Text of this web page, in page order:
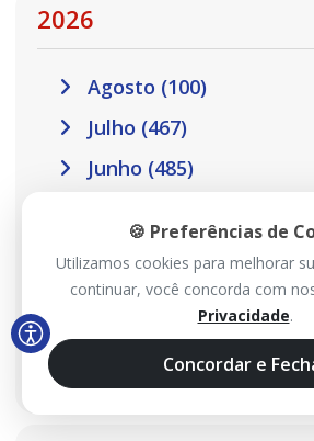
2026
Agosto (100)
Julho (467)
Junho (485)
Março (410)
Fevereiro (301)
Janeiro (302)
🍪 Preferências de
Utilizamos cookies para melhorar
continuar, você concorda com
Privacidade.
Concordar e